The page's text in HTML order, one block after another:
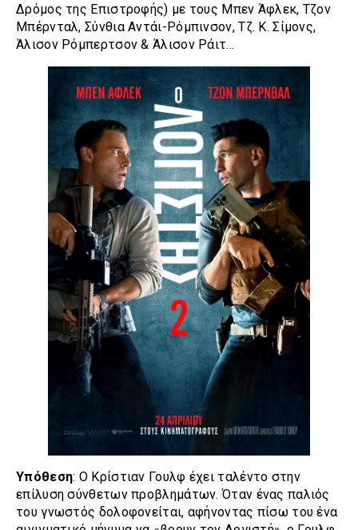
Δρόμος της Επιστροφής) με τους Μπεν Άφλεκ, Τζον
Μπέρνταλ, Σύνθια Αντάι-Ρόμπινσον, Τζ. Κ. Σίμονς,
Άλισον Ρόμπερτσον & Άλισον Ράιτ…
Υπόθεση: Ο Κρίστιαν Γουλφ έχει ταλέντο στην
επίλυση σύνθετων προβλημάτων. Όταν ένας παλιός
του γνωστός δολοφονείται, αφήνοντας πίσω του ένα